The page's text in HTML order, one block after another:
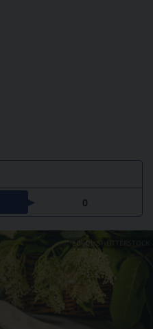
0
ZDROJ: SHUTTERSTOCK